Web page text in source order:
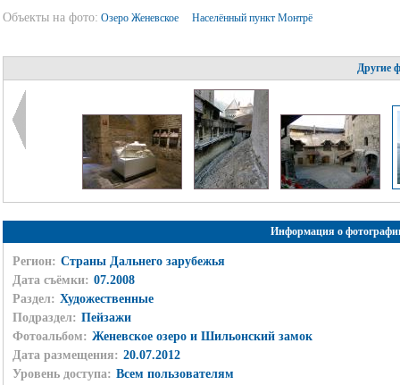
Объекты на фото: Озеро Женевское Населённый пункт Монтрё
Другие
Информация о
Регион: Страны Дальнего зарубежья
Дата съёмки: 07.2008
Раздел: Художественные
Подраздел: Пейзажи
Фотоальбом: Женевское озеро и Шильонский замок
Дата размещения: 20.07.2012
Уровень доступа: Всем пользователям